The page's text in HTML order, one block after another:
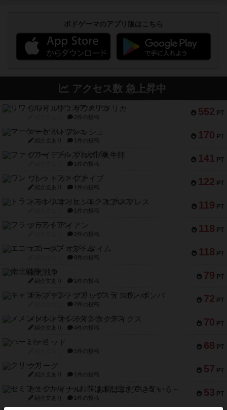
ボドゲーマのアプリ版はこちら
アクセス数 急上昇中
552 PT
リワイルド：サウスアメリカ
2件の投稿
170 PT
マーケットフレッシュ
紹介文あり 1件の投稿
141 PT
ファイアー・ブルズ / 火牛陣
1件の投稿
122 PT
ワン・トゥ・ファイブ
紹介文あり 1件の投稿
119 PT
トランスオリエント・エクスプレス
1件の投稿
118 PT
フラットアイアン
2件の投稿
118 PT
エコーズ・オブ・タイム
8件の投稿
79 PT
南北戦争
紹介文あり 1件の投稿
72 PT
キャプテン・フリップ：イスラ・ボンバ
2件の投稿
70 PT
メメントオンラインタクティクス
紹介文あり 4件の投稿
68 PT
パーミッド
1件の投稿
57 PT
クリーグ
紹介文あり 1件の投稿
53 PT
セミファイナル ～お前はまだ生きている～
紹介文あり 1件の投稿